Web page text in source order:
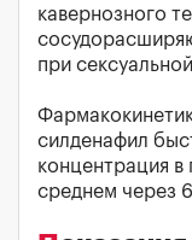
кавернозного
при
силденафил
концентрация в
среднем через